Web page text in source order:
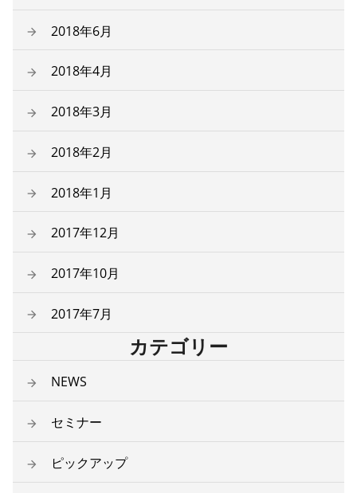
2018年6月
2018年4月
2018年3月
2018年2月
2018年1月
2017年12月
2017年10月
2017年7月
カテゴリー
NEWS
セミナー
ピックアップ